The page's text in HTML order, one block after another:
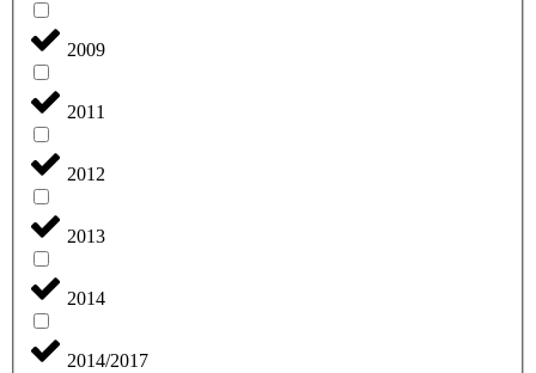
2009
2011
2012
2013
2014
2014/2017